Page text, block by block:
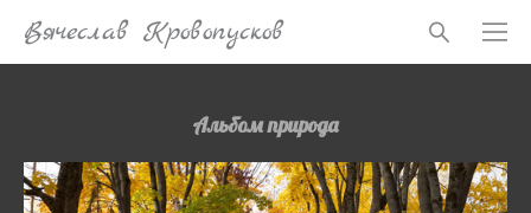
Вячеслав Кровопусков
Альбом природа